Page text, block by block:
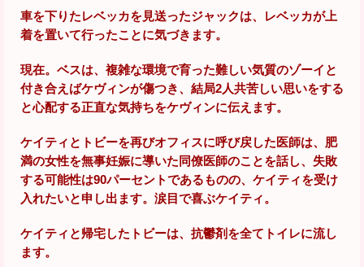
車を下りたレベッカを見送ったジャックは、レベッカが上
着を置いて行ったことに気づきます。
現在。ベスは、複雑な環境で育った難しい気質のゾーイと
付き合えばケヴィンが傷つき、結局2人共苦しい思いをする
と心配する正直な気持ちをケヴィンに伝えます。
ケイティとトビーを再びオフィスに呼び戻した医師は、肥
満の女性を無事妊娠に導いた同僚医師のことを話し、失敗
する可能性は90パーセントであるものの、ケイティを受け
入れたいと申し出ます。涙目で喜ぶケイティ。
ケイティと帰宅したトビーは、抗鬱剤を全てトイレに流し
ます。